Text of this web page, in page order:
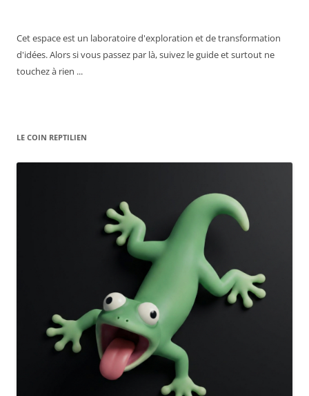
Cet espace est un laboratoire d'exploration et de transformation
d'idées. Alors si vous passez par là, suivez le guide et surtout ne
touchez à rien ...
LE COIN REPTILIEN